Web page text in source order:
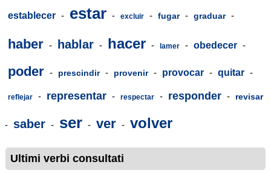
establecer - estar - excluir - fugar - graduar -
haber - hablar - hacer - lamer - obedecer -
poder - prescindir - provenir - provocar - quitar -
reflejar - representar - respectar - responder - revisar
- saber - ser - ver - volver
Ultimi verbi consultati